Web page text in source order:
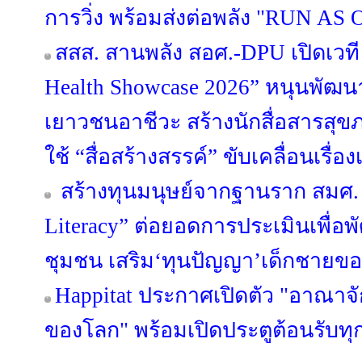
การวิ่ง พร้อมส่งต่อพลัง "RUN AS
สสส. สานพลัง สอศ.-DPU เปิดเวที
Health Showcase 2026” หนุนพั
เยาวชนอาชีวะ สร้างนักสื่อสารสุ
ใช้ “สื่อสร้างสรรค์” ขับเคลื่อนเรื่อ
สร้างทุนมนุษย์จากฐานราก สมศ.
Literacy” ต่อยอดการประเมินเพื่
ชุมชน เสริม‘ทุนปัญญา’เด็กชายข
Happitat ประกาศเปิดตัว "อาณ
ของโลก" พร้อมเปิดประตูต้อนรับ